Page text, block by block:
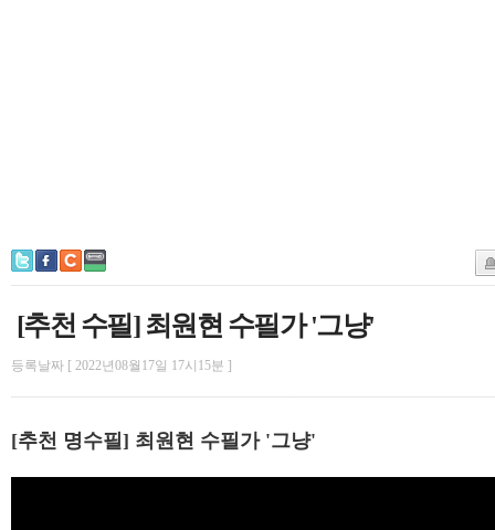
[추천 수필] 최원현 수필가 '그냥'
등록날짜 [ 2022년08월17일 17시15분 ]
[추천 명수필] 최원현 수필가 '그냥'